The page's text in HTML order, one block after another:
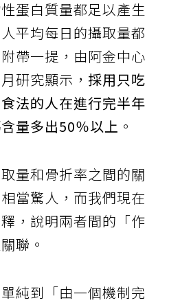
蛋白質量都足以產生
平均每日的攝取量都
帶一提，由阿金中心
研究顯示， 採用只吃
法的人在進行完半年
量多出50％以上 。
量和骨折率之間的關
當驚人，而我們現在
，說明兩者間的「作
關聯。
純到「由一個機制完